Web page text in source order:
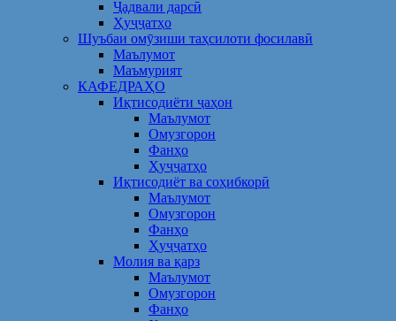
Ҷадвали дарсӣ
Ҳуҷҷатҳо
Шуъбаи омӯзиши таҳсилоти фосилавӣ
Маълумот
Маъмурият
КАФЕДРАҲО
Иқтисодиёти ҷаҳон
Маълумот
Омузгорон
Фанҳо
Ҳуҷҷатҳо
Иқтисодиёт ва соҳибкорӣ
Маълумот
Омузгорон
Фанҳо
Ҳуҷҷатҳо
Молия ва қарз
Маълумот
Омузгорон
Фанҳо